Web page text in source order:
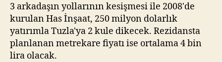
3 arkadaşın yollarının kesişmesi ile 2008'de
kurulan Has İnşaat, 250 milyon dolarlık
yatırımla Tuzla'ya 2 kule dikecek. Rezidansta
planlanan metrekare fiyatı ise ortalama 4 bin
lira olacak.